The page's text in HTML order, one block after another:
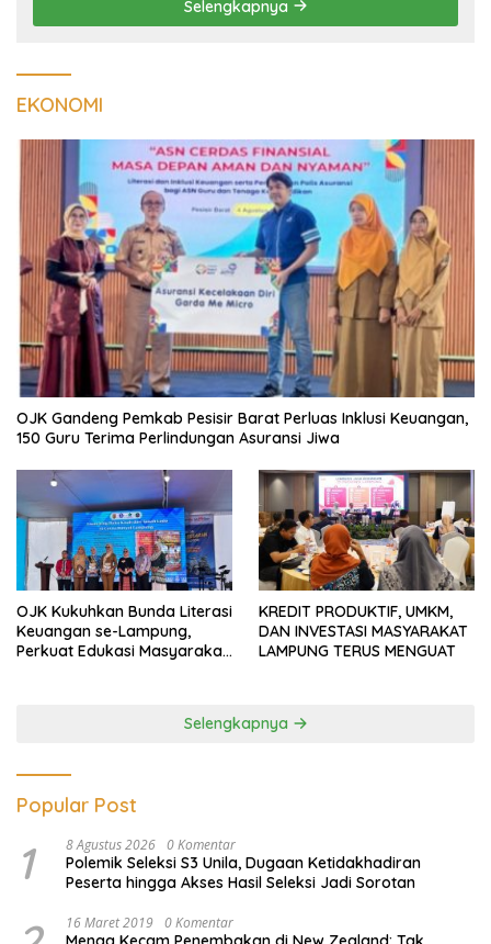
Selengkapnya
EKONOMI
OJK Gandeng Pemkab Pesisir Barat Perluas Inklusi Keuangan,
150 Guru Terima Perlindungan Asuransi Jiwa
OJK Kukuhkan Bunda Literasi
Keuangan se-Lampung,
Perkuat Edukasi Masyarakat
KREDIT PRODUKTIF, UMKM,
DAN INVESTASI MASYARAKAT
LAMPUNG TERUS MENGUAT
Selengkapnya
Popular Post
1 8 Agustus 2026 0 Komentar
Polemik Seleksi S3 Unila, Dugaan Ketidakhadiran
Peserta hingga Akses Hasil Seleksi Jadi Sorotan
16 Maret 2019 0 Komentar